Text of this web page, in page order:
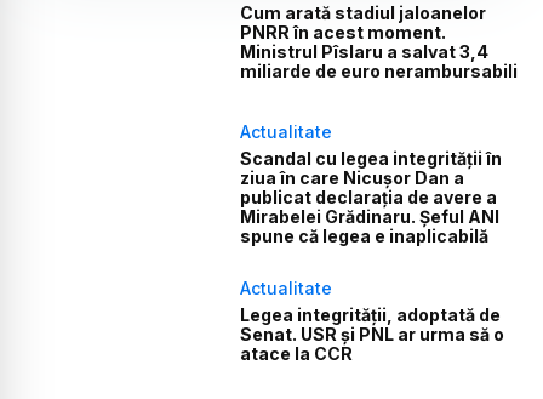
Cum arată stadiul jaloanelor
PNRR în acest moment.
Ministrul Pîslaru a salvat 3,4
miliarde de euro nerambursabili
Actualitate
Scandal cu legea integrității în
ziua în care Nicușor Dan a
publicat declarația de avere a
Mirabelei Grădinaru. Șeful ANI
spune că legea e inaplicabilă
Actualitate
Legea integrității, adoptată de
Senat. USR și PNL ar urma să o
atace la CCR